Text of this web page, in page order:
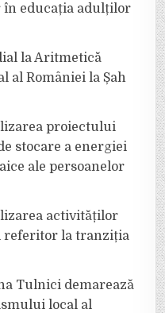
educația adulților
la Aritmetică
al României la Șah
proiectului
stocare a energiei
ale persoanelor
activităților
referitor la tranziția
Tulnici demarează
local al